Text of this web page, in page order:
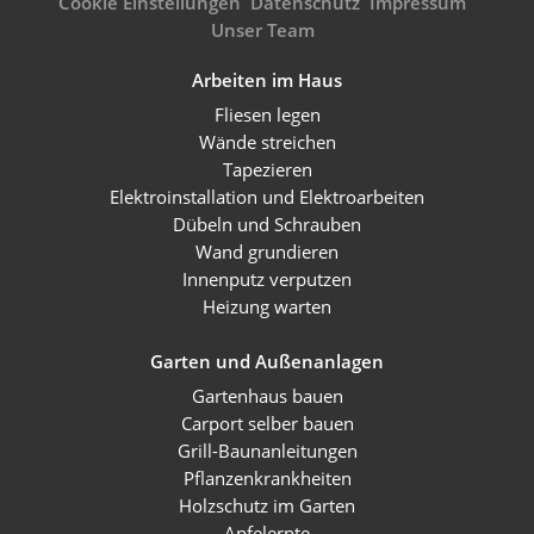
Unser Team
Arbeiten im Haus
Fliesen legen
Wände streichen
Tapezieren
Elektroinstallation und Elektroarbeiten
Dübeln und Schrauben
Wand grundieren
Innenputz verputzen
Heizung warten
Garten und Außenanlagen
Gartenhaus bauen
Carport selber bauen
Grill-Baunanleitungen
Pflanzenkrankheiten
Holzschutz im Garten